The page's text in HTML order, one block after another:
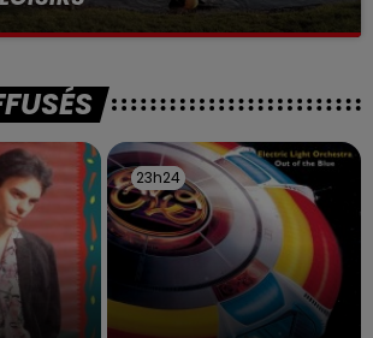
à pic
23h24
23h24